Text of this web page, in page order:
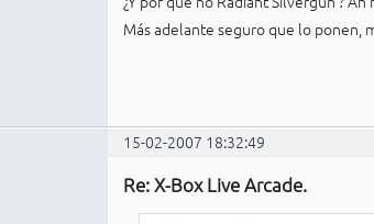
Más adelante seguro que lo ponen,
15-02-2007 18:32:49
Re: X-Box Live Arcade.